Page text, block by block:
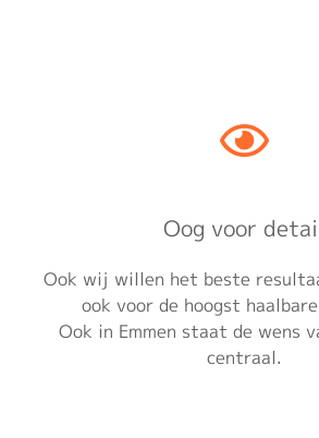
Oog voor
Ook wij willen het beste
ook voor de hoogst
Ook in Emmen staat de wens
centraal.